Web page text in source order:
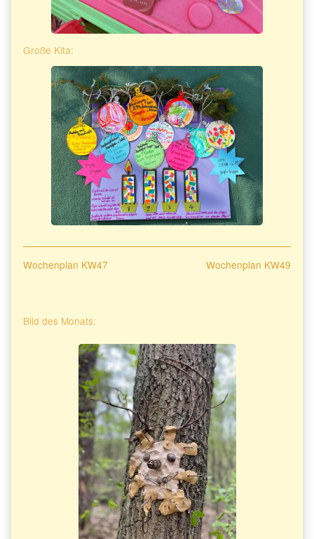
Große Kita:
Beitragsnavigation
Previous
Wochenplan KW47
Next
Wochenplan KW49
Primary
Sidebar
Bild des Monats: